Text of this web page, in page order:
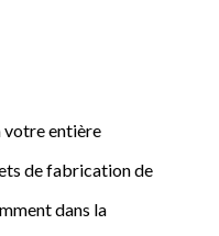
votre entière
de fabrication de
dans la